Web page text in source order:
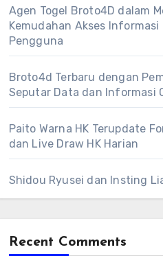
Agen Togel Broto4D dalam
Kemudahan Akses
Pengguna
Broto4d Terbaru dengan
Seputar Data dan Informasi
Paito Warna HK Terupdate
dan Live Draw HK Harian
Shidou Ryusei dan Insting
Recent Comments